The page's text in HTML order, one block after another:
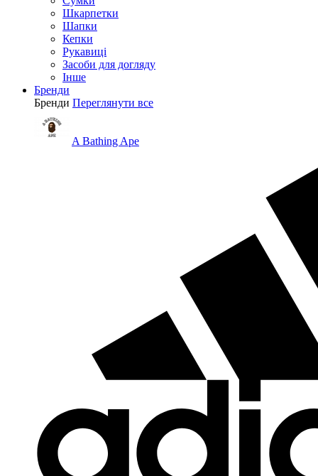
Шкарпетки
Шапки
Кепки
Рукавиці
Засоби для догляду
Інше
Бренди
Бренди Переглянути все
A Bathing Ape